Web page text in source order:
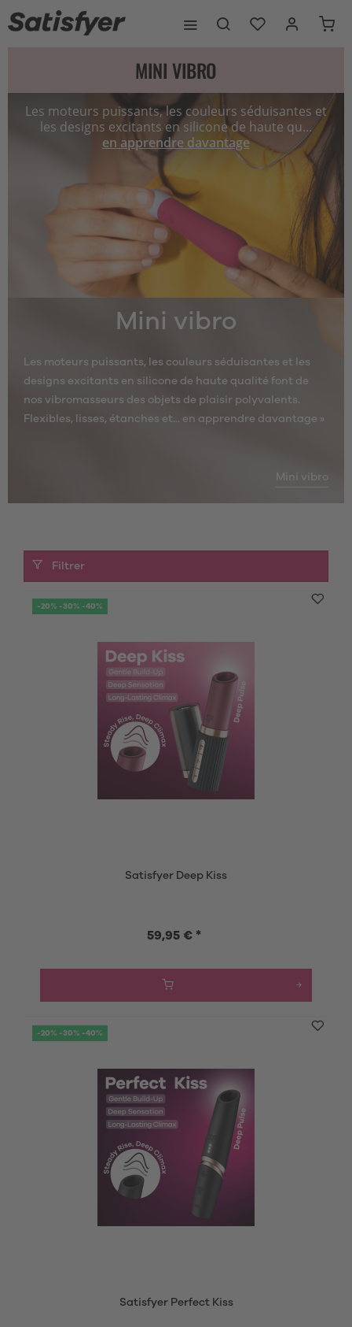
MINI VIBRO
Les moteurs puissants, les couleurs séduisantes et
les designs excitants en silicone de haute qu...
en apprendre davantage
Mini vibro
Les moteurs puissants, les couleurs séduisantes et les
designs excitants en silicone de haute qualité font de
nos vibromasseurs des objets de plaisir polyvalents.
Flexibles, lisses, étanches et... en apprendre davantage »
Mini vibro
Filtrer
-20% -30% -40%
Satisfyer Deep Kiss
59,95 € *
-20% -30% -40%
Satisfyer Perfect Kiss